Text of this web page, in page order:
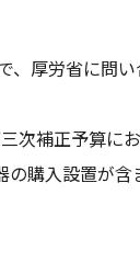
、厚労省に問
次補正予算に
購入設置が含